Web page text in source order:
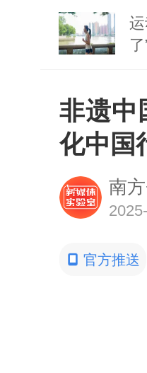
了
非遗中
化中国
南
官方推送